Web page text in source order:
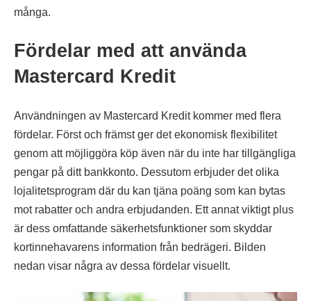
många.
Fördelar med att använda
Mastercard Kredit
Användningen av Mastercard Kredit kommer med flera
fördelar. Först och främst ger det ekonomisk flexibilitet
genom att möjliggöra köp även när du inte har tillgängliga
pengar på ditt bankkonto. Dessutom erbjuder det olika
lojalitetsprogram där du kan tjäna poäng som kan bytas
mot rabatter och andra erbjudanden. Ett annat viktigt plus
är dess omfattande säkerhetsfunktioner som skyddar
kortinnehavarens information från bedrägeri. Bilden
nedan visar några av dessa fördelar visuellt.